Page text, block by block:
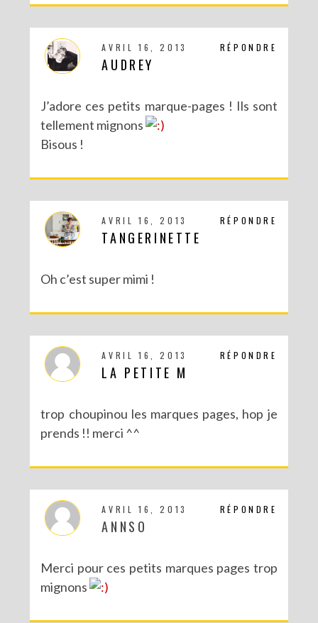
DIY CRÉE TON BULLET JOURNAL (AVEC SCAN N CUT)
RECETTES ET CRÉATIONS POUR DES FÊTES RÉUSSIES – CONCOURS
RÉPONDRE
AVRIL 16, 2013
AUDREY
J’adore ces petits marque-pages ! Ils sont
tellement mignons
Bisous !
RÉPONDRE
AVRIL 16, 2013
TANGERINETTE
Oh c’est super mimi !
RÉPONDRE
AVRIL 16, 2013
LA PETITE M
trop choupinou les marques pages, hop je
prends !! merci ^^
RÉPONDRE
AVRIL 16, 2013
ANNSO
Merci pour ces petits marques pages trop
mignons